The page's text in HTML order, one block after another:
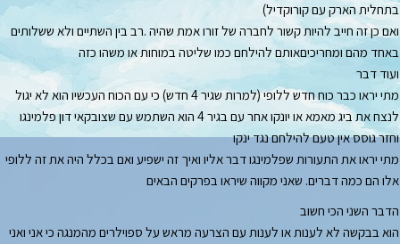
בתחלית הארק עם קורוקדיל)
ואם כן זה חייב להיות קשור לחברה של זורו אמת שהיה .רב בין השתיים ולא ששלותים
באחד מהם ומחריכיםאותם להילחם כמו שליטה במוחות או משהו כזה
ועוד דבר
מתי יראו כבר כוח חדש ללופי (למרות שגיר 4 חדש) כי עם הכוח העכשיו הוא לא יגול
לנצח את ביג מאמא או יונקו אחר עם בגיר 4 הוא השתמש עם שצובקאי דון פלמינגו
וחזר גוסס אין טעם להילחם נגד ינקו
מתי יראו את התעורות שפלמינגו דבר אליו ואיך זה ישפיע ואם בכלל היה את זה ללופי
אלו הם כמה דברים. שאני מקווה שיראו בפרקים הבאים
הדבר השני הכי חשוב
הוא בבקשה לא לענות או לענות עם הצרעה מראש על ספוילרים מהמנגה כי אני ואני